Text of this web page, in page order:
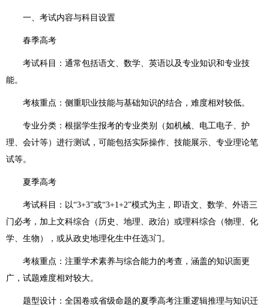
一、考试内容与科目设置
春季高考
考试科目：通常包括语文、数学、英语以及专业知识和专业技
能。
考核重点：侧重职业技能与基础知识的结合，难度相对较低。
专业分类：根据学生报考的专业类别（如机械、电工电子、护
理、会计等）进行测试，可能包括实际操作、技能展示、专业理论笔
试等。
夏季高考
考试科目：以“3+3”或“3+1+2”模式为主，即语文、数学、外语三
门必考，加上文科综合（历史、地理、政治）或理科综合（物理、化
学、生物），或从政史地理化生中任选3门。
考核重点：注重学术素养与综合能力的考查，涵盖的知识面更
广，试题难度相对较大。
题型设计：全国卷或省级命题的夏季高考注重逻辑推理与知识迁